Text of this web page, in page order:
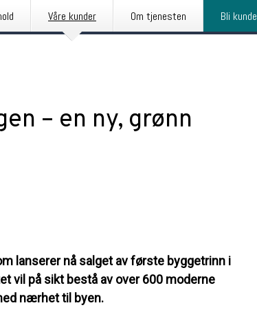
Våre kunder Om tjenesten Bli kunde
– en ny, grønn
lanserer nå salget av første byggetrinn i
vil på sikt bestå av over 600 moderne
nærhet til byen.